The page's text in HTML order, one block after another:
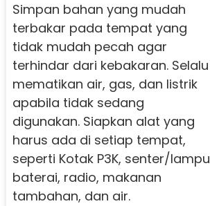
Simpan bahan yang mudah
terbakar pada tempat yang
tidak mudah pecah agar
terhindar dari kebakaran. Selalu
mematikan air, gas, dan listrik
apabila tidak sedang
digunakan. Siapkan alat yang
harus ada di setiap tempat,
seperti Kotak P3K, senter/lampu
baterai, radio, makanan
tambahan, dan air.